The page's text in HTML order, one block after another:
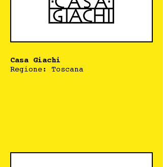
Casa Giachi
Regione: Toscana